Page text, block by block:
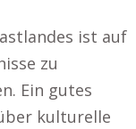
ist auf
zu
Ein gutes
kulturelle